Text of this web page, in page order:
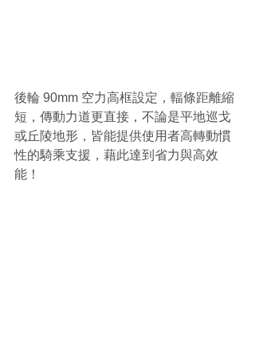
後輪 90mm 空力高框設定，輻條距離縮
短，傳動力道更直接，不論是平地巡戈
或丘陵地形，皆能提供使用者高轉動慣
性的騎乘支援，藉此達到省力與高效
能！